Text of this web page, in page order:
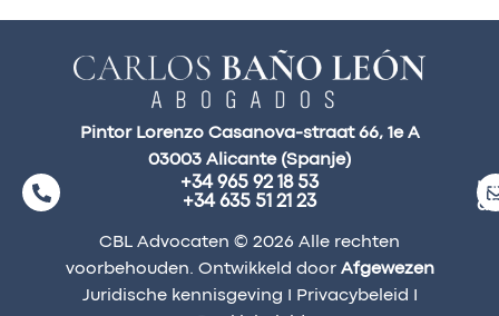
Pintor Lorenzo Casanova-straat 66, 1e A
03003 Alicante (Spanje)
+34 965 92 18 53
+34 635 51 21 23
CBL Advocaten © 2026 Alle rechten
voorbehouden. Ontwikkeld door Afgewezen
Juridische kennisgeving
Privacybeleid